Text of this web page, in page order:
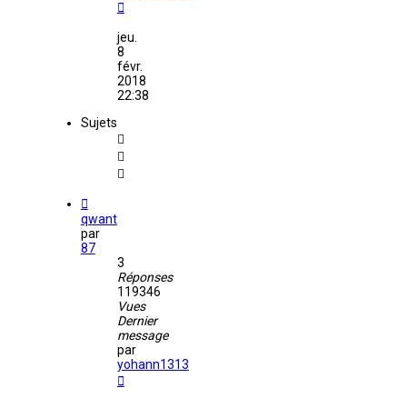
jeu.
8
févr.
2018
22:38
Sujets
qwant
par
87
3
Réponses
119346
Vues
Dernier
message
par
yohann1313